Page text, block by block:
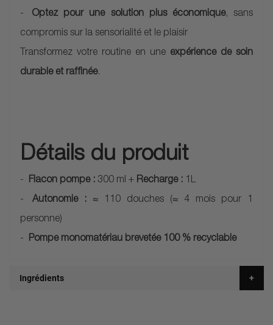
Optez pour une solution plus économique, sans
compromis sur la sensorialité et le plaisir
Transformez votre routine en une expérience de soin
durable et raffinée.
Détails du produit
Flacon pompe : 300 ml + Recharge : 1L
Autonomie : ≈ 110 douches (≈ 4 mois pour 1
personne)
Pompe monomatériau brevetée 100 % recyclable
Ingrédients